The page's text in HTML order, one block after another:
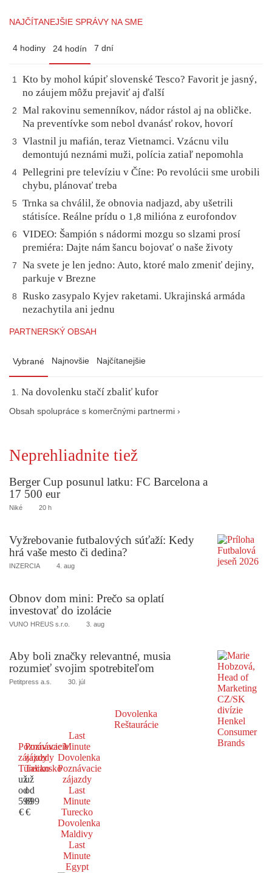
NAJČÍTANEJŠIE SPRÁVY NA SME
4 hodiny 24 hodín 7 dní
1
Kto by mohol kúpiť slovenské Tesco? Favorit je jasný,
no záujem môžu prejaviť aj ďalší
2
Mal rakovinu semenníkov, nádor rástol aj na obličke.
Na preventívke som nebol dvanásť rokov, hovorí
3
Vlastnil ju mafián, teraz Vietnamci. Vzácnu vilu
demontujú neznámi muži, polícia zatiaľ nepomohla
4 Pellegrini pre televíziu v Číne: Po revolúcii sme urobili
chybu, plánovať treba
5
Trnka sa chválil, že obnovia nadjazd, aby ušetrili
státisíce. Reálne prídu o 1,8 milióna z eurofondov
6
VIDEO: Šampión s nádormi mozgu so slzami prosí
premiéra: Dajte nám šancu bojovať o naše životy
7
Na svete je len jedno: Auto, ktoré malo zmeniť dejiny,
parkuje v Brezne
8
Rusko zasypalo Kyjev raketami. Ukrajinská armáda
nezachytila ani jednu
PARTNERSKÝ OBSAH
Vybrané Najnovšie Najčítanejšie
Na dovolenku stačí zbaliť kufor
Obsah spolupráce s komerčnými partnermi ›
Neprehliadnite tiež
Berger Cup posunul latku: FC Barcelona a
17 500 eur
Niké 20 h
Vyžrebovanie futbalových súťaží: Kedy
hrá vaše mesto či dedina?
INZERCIA 4. aug
Obnov dom mini: Prečo sa oplatí
investovať do izolácie
VUNO HREUS s.r.o. 3. aug
Aby boli značky relevantné, musia
rozumieť svojim spotrebiteľom
Petitpress a.s. 30. júl
Dovolenka
Reštaurácie
Poznávacie
zájazdy
Turecko
už
od
599
€
Poznávacie
zájazdy
Taliansko
už
od
699
€
Last
Minute
Dovolenka
Poznávacie
zájazdy
Last
Minute
Turecko
Dovolenka
Maldivy
Last
Minute
Egypt